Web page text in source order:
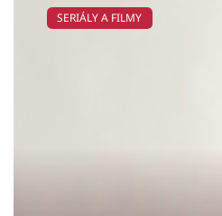
SERIÁLY A FILMY